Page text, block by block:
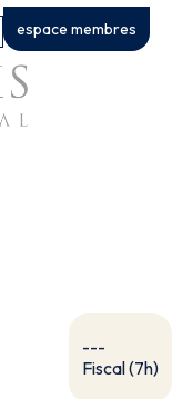
espace membres
---
Fiscal (7h)